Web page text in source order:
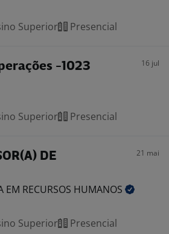
Superior Presencial
-1023 16 jul
Superior Presencial
DE
21 mai
EM RECURSOS HUMANOS
Superior Presencial